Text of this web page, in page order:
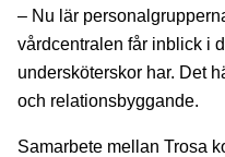
– Nu lär
vårdcentralen får inblick i
undersköterskor har. Det
och relationsbyggande.
Samarbete mellan Trosa